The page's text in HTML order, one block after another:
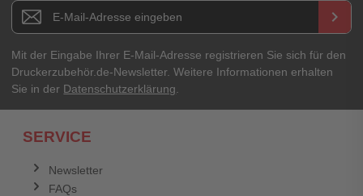
Newsletter E-Mail Adresse keyboard_arrow_right
Mit der Eingabe Ihrer E-Mail-Adresse registrieren Sie sich für den
Druckerzubehör.de-Newsletter. Weitere Informationen erhalten
Sie in der Datenschutzerklärung
SERVICE
Newsletter
FAQs